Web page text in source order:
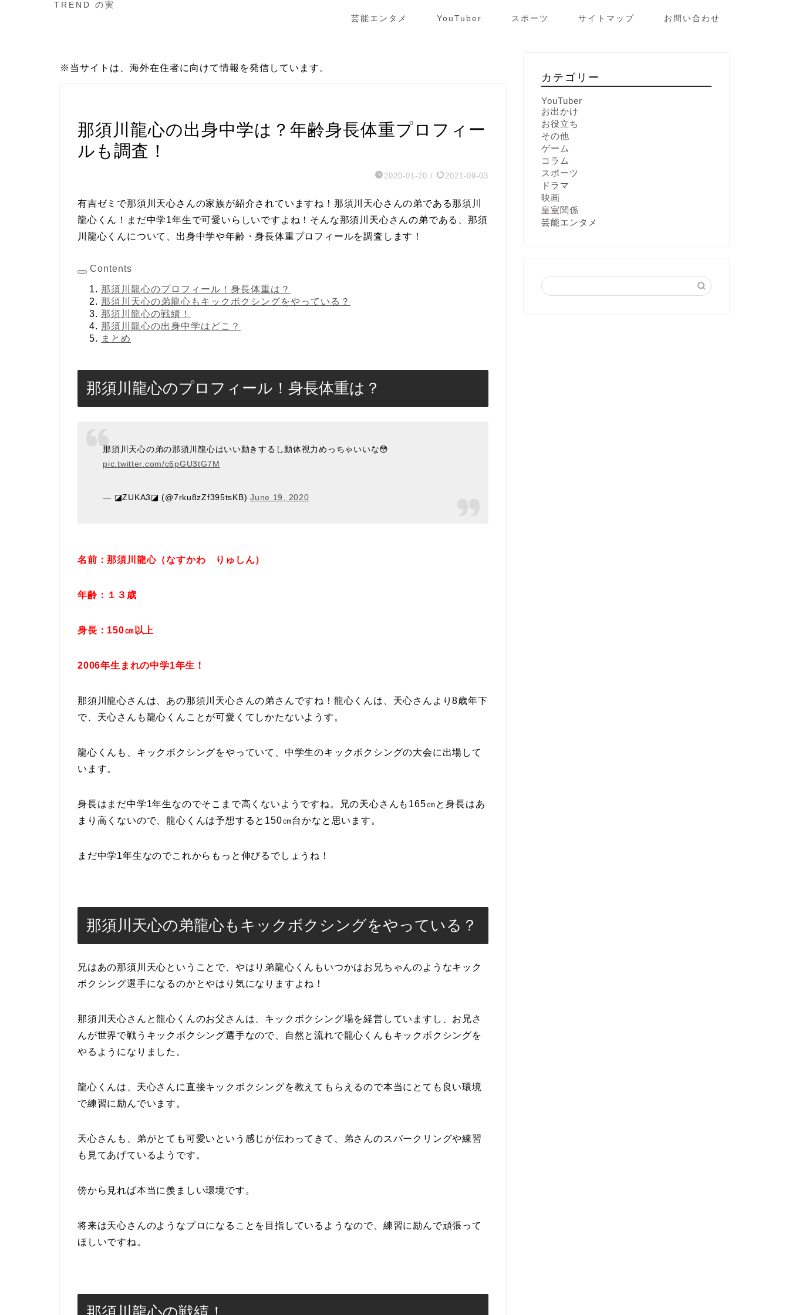
TREND の実
芸能エンタメ YouTuber スポーツ サイトマップ お問い合わせ
※当サイトは、海外在住者に向けて情報を発信しています。
那須川龍心の出身中学は？年齢身長体重プロフィー
ルも調査！
2020-01-20 / 2021-09-03
有吉ゼミで那須川天心さんの家族が紹介されていますね！那須川天心さんの弟である那須川
龍心くん！まだ中学1年生で可愛いらしいですよね！そんな那須川天心さんの弟である、那須
川龍心くんについて、出身中学や年齢・身長体重プロフィールを調査します！
Contents
那須川龍心のプロフィール！身長体重は？
那須川天心の弟龍心もキックボクシングをやっている？
那須川龍心の戦績！
那須川龍心の出身中学はどこ？
まとめ
那須川龍心のプロフィール！身長体重は？
那須川天心の弟の那須川龍心はいい動きするし動体視力めっちゃいいな😳
pic.twitter.com/c6pGU3tG7M
— ◪ZUKA3◪ (@7rku8zZf395tsKB)June 19, 2020
名前：那須川龍心（なすかわ りゅしん）
年齢：１３歳
身長：150㎝以上
2006年生まれの中学1年生！
那須川龍心さんは、あの那須川天心さんの弟さんですね！龍心くんは、天心さんより8歳年下
で、天心さんも龍心くんことが可愛くてしかたないようす。
龍心くんも、キックボクシングをやっていて、中学生のキックボクシングの大会に出場して
います。
身長はまだ中学1年生なのでそこまで高くないようですね。兄の天心さんも165㎝と身長はあ
まり高くないので、龍心くんは予想すると150㎝台かなと思います。
まだ中学1年生なのでこれからもっと伸びるでしょうね！
那須川天心の弟龍心もキックボクシングをやっている？
兄はあの那須川天心ということで、やはり弟龍心くんもいつかはお兄ちゃんのようなキック
ボクシング選手になるのかとやはり気になりますよね！
那須川天心さんと龍心くんのお父さんは、キックボクシング場を経営していますし、お兄さ
んが世界で戦うキックボクシング選手なので、自然と流れで龍心くんもキックボクシングを
やるようになりました。
龍心くんは、天心さんに直接キックボクシングを教えてもらえるので本当にとても良い環境
で練習に励んでいます。
天心さんも、弟がとても可愛いという感じが伝わってきて、弟さんのスパークリングや練習
も見てあげているようです。
傍から見れば本当に羨ましい環境です。
将来は天心さんのようなプロになることを目指しているようなので、練習に励んで頑張って
ほしいですね。
カテゴリー
YouTuber
お出かけ
お役立ち
その他
ゲーム
コラム
スポーツ
ドラマ
映画
皇室関係
芸能エンタメ